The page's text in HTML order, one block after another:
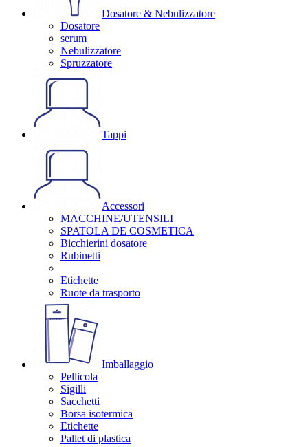
Dosatore & Nebulizzatore
Dosatore
serum
Nebulizzatore
Spruzzatore
Tappi
Accessori
MACCHINE/UTENSILI
SPATOLA DE COSMETICA
Bicchierini dosatore
Rubinetti
Etichette
Ruote da trasporto
Imballaggio
Pellicola
Sigilli
Sacchetti
Borsa isotermica
Etichette
Pallet di plastica